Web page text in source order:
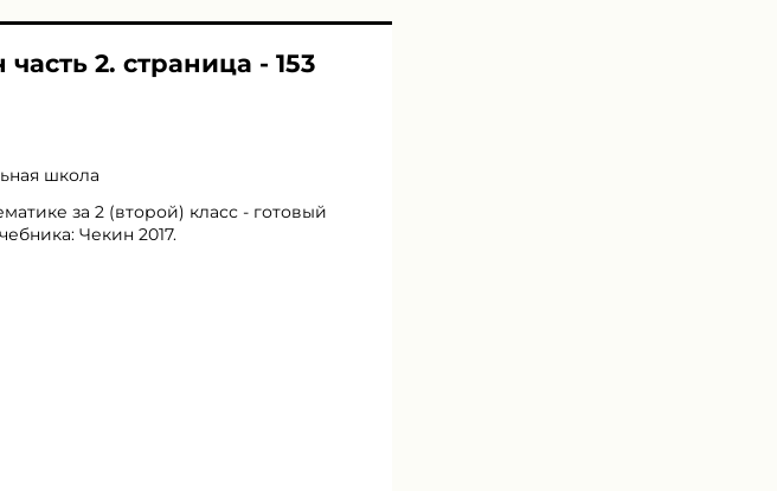
2. страница - 153
школа
за 2 (второй) класс - готовый
Чекин 2017.